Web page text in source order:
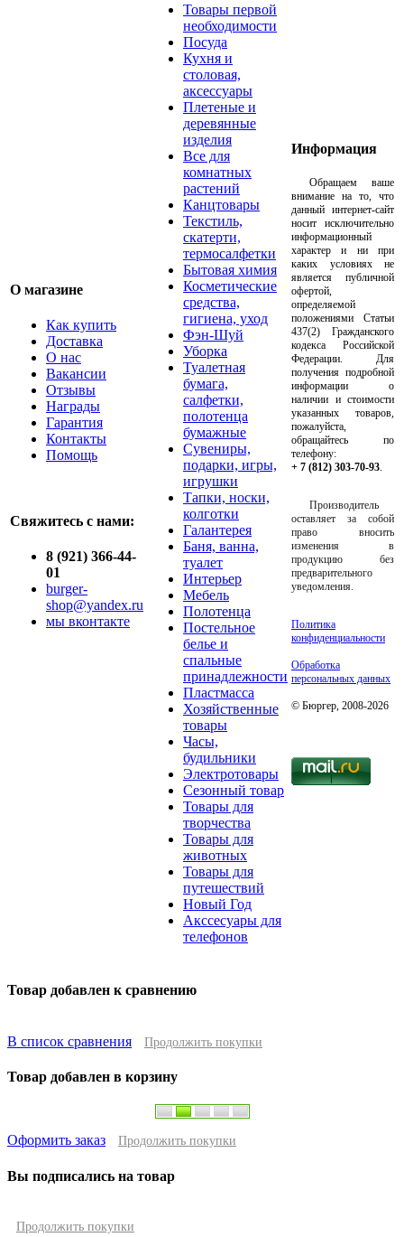
О магазине
Как купить
Доставка
О нас
Вакансии
Отзывы
Награды
Гарантия
Контакты
Помощь
Свяжитесь с нами:
8 (921) 366-44-
01
burger-
shop@yandex.ru
мы вконтакте
Товары первой
необходимости
Посуда
Кухня и
столовая,
аксессуары
Плетеные и
деревянные
изделия
Все для
комнатных
растений
Канцтовары
Текстиль,
скатерти,
термосалфетки
Бытовая химия
Косметические
средства,
гигиена, уход
Фэн-Шуй
Уборка
Туалетная
бумага,
салфетки,
полотенца
бумажные
Сувениры,
подарки, игры,
игрушки
Тапки, носки,
колготки
Галантерея
Баня, ванна,
туалет
Интерьер
Мебель
Полотенца
Постельное
белье и
спальные
принадлежности
Пластмасса
Хозяйственные
товары
Часы,
будильники
Электротовары
Сезонный товар
Товары для
творчества
Товары для
животных
Товары для
путешествий
Новый Год
Акссесуары для
телефонов
Информация
Обращаем ваше
внимание на то, что
данный интернет-сайт
носит исключительно
информационный
характер и ни при
каких условиях не
является публичной
офертой,
определяемой
положениями Статьи
437(2) Гражданского
кодекса Российской
Федерации. Для
получения подробной
информации о
наличии и стоимости
указанных товаров,
пожалуйста,
обращайтесь по
телефону:
+ 7 (812) 303-70-93
Производитель
оставляет за собой
право вносить
изменения в
продукцию без
предварительного
уведомления.
Политика
конфиденциальности
Обработка
персональных данных
© Бюргер, 2008-2026
Товар добавлен к сравнению
В список сравнения Продолжить покупки
Товар добавлен в корзину
Оформить заказ Продолжить покупки
Вы подписались на товар
Продолжить покупки